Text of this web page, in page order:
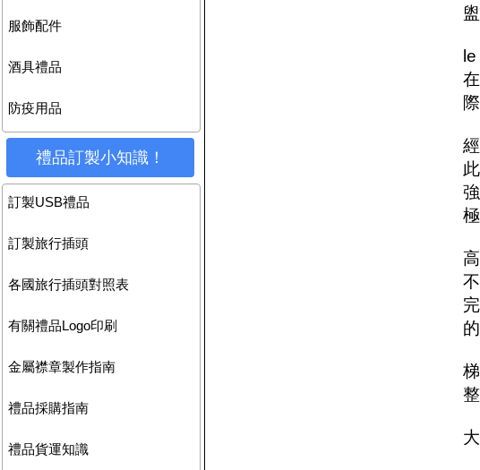
服飾配件
酒具禮品
防疫用品
禮品訂製小知識！
訂製USB禮品
訂製旅行插頭
各國旅行插頭對照表
有關禮品Logo印刷
金屬襟章製作指南
禮品採購指南
禮品貨運知識